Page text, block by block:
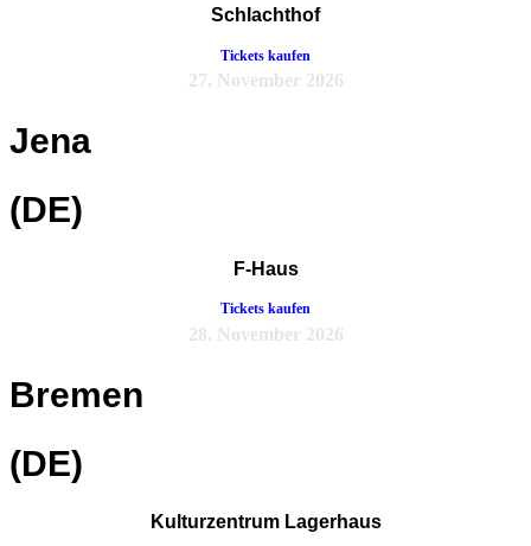
Schlachthof
Tickets kaufen
27. November 2026
Jena
(DE)
F-Haus
Tickets kaufen
28. November 2026
Bremen
(DE)
Kulturzentrum Lagerhaus